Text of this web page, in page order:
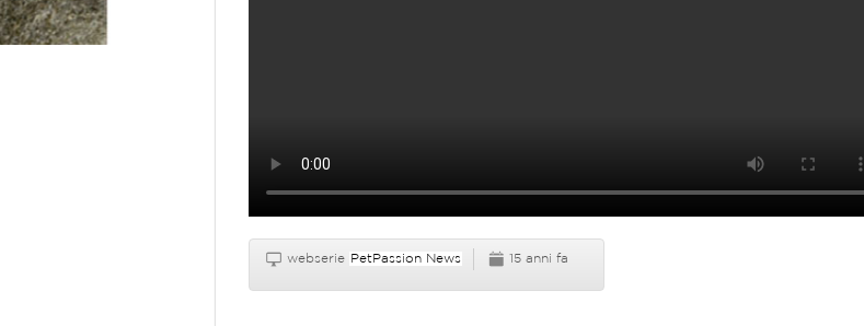
webserie PetPassion News 15 anni fa